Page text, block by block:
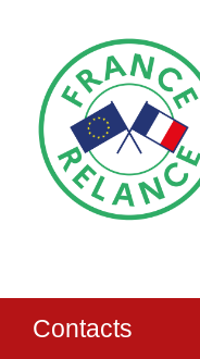
Contacts